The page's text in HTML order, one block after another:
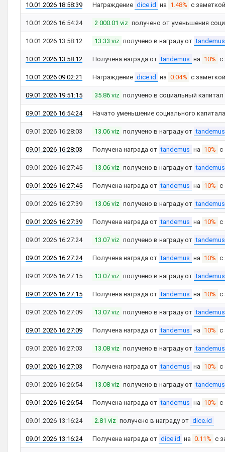
10.01.2026 18:58:39 Награждение dice.id на 1.48% с
10.01.2026 16:54:24 2 000.01 viz получено от уменьшения
10.01.2026 13:58:12 13.33 viz получено в награду от tandemus
10.01.2026 13:58:12 Получена награда от tandemus на 10% с
10.01.2026 09:02:21 Награждение dice.id на 0.04% с
09.01.2026 19:51:15 35.86 viz получено в социальный
09.01.2026 16:54:24 Начато уменьшение социального
09.01.2026 16:28:03 13.06 viz получено в награду от tandemus
09.01.2026 16:28:03 Получена награда от tandemus на 10% с
09.01.2026 16:27:45 13.06 viz получено в награду от tandemus
09.01.2026 16:27:45 Получена награда от tandemus на 10% с
09.01.2026 16:27:39 13.06 viz получено в награду от tandemus
09.01.2026 16:27:39 Получена награда от tandemus на 10% с
09.01.2026 16:27:24 13.07 viz получено в награду от tandemus
09.01.2026 16:27:24 Получена награда от tandemus на 10% с
09.01.2026 16:27:15 13.07 viz получено в награду от tandemus
09.01.2026 16:27:15 Получена награда от tandemus на 10% с
09.01.2026 16:27:09 13.07 viz получено в награду от tandemus
09.01.2026 16:27:09 Получена награда от tandemus на 10% с
09.01.2026 16:27:03 13.08 viz получено в награду от tandemus
09.01.2026 16:27:03 Получена награда от tandemus на 10% с
09.01.2026 16:26:54 13.08 viz получено в награду от tandemus
09.01.2026 16:26:54 Получена награда от tandemus на 10% с
09.01.2026 13:16:24 2.81 viz получено в награду от dice.id
09.01.2026 13:16:24 Получена награда от dice.id на 0.11% с